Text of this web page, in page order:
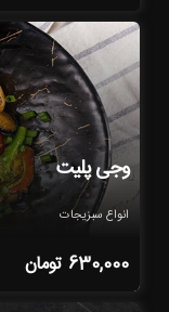
وجی پلیت
انواع سبزیجات
630,000 تومان